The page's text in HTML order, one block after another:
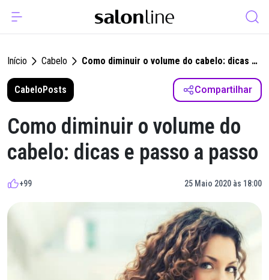
Início Cabelo
Como diminuir o volume do cabelo: dicas e
CabeloPosts Compartilhar
Como diminuir o volume do
cabelo: dicas e passo a passo
+99 25 Maio 2020 às 18:00